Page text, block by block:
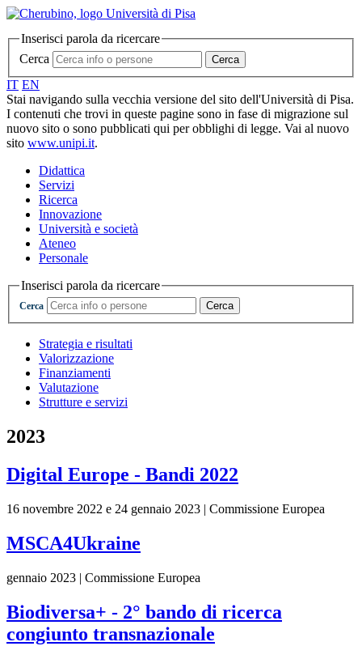
Inserisci parola da ricercare
Cerca
Cerca
IT EN
Stai navigando sulla vecchia versione del sito dell'Università di Pisa.
I contenuti che trovi in queste pagine sono in fase di migrazione sul
nuovo sito o sono pubblicati qui per obblighi di legge. Vai al nuovo
sito www.unipi.it.
Didattica
Servizi
Ricerca
Innovazione
Università e società
Ateneo
Personale
Inserisci parola da ricercare
Cerca Cerca
Strategia e risultati
Valorizzazione
Finanziamenti
Valutazione
Strutture e servizi
2023
Digital Europe - Bandi 2022
16 novembre 2022 e 24 gennaio 2023 | Commissione Europea
MSCA4Ukraine
gennaio 2023 | Commissione Europea
Biodiversa+ - 2° bando di ricerca
congiunto transnazionale